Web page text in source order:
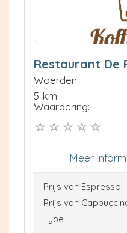
Restaurant De
Woerden
5 km
Waardering:
Meer
Prijs van Espresso
Prijs van
Type